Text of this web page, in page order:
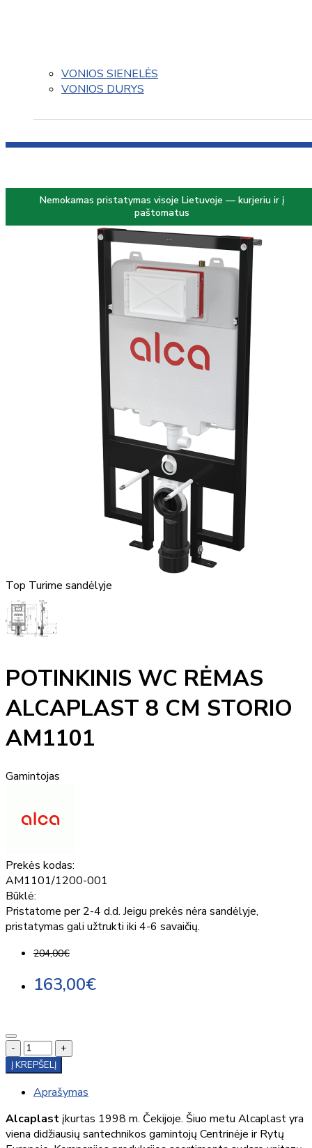
VONIOS SIENELĖS
VONIOS DURYS
Nemokamas pristatymas visoje Lietuvoje — kurjeriu ir į
paštomatus
Top Turime sandėlyje
POTINKINIS WC RĖMAS
ALCAPLAST 8 CM STORIO
AM1101
Gamintojas
Prekės kodas:
AM1101/1200-001
Būklė:
Pristatome per 2-4 d.d. Jeigu prekės nėra sandėlyje,
pristatymas gali užtrukti iki 4-6 savaičių.
204,00€
163,00€
-
+
Į KREPŠELĮ
Aprašymas
Alcaplastįkurtas 1998 m. Čekijoje. Šiuo metu Alcaplast yra
viena didžiausių santechnikos gamintojų Centrinėje ir Rytų